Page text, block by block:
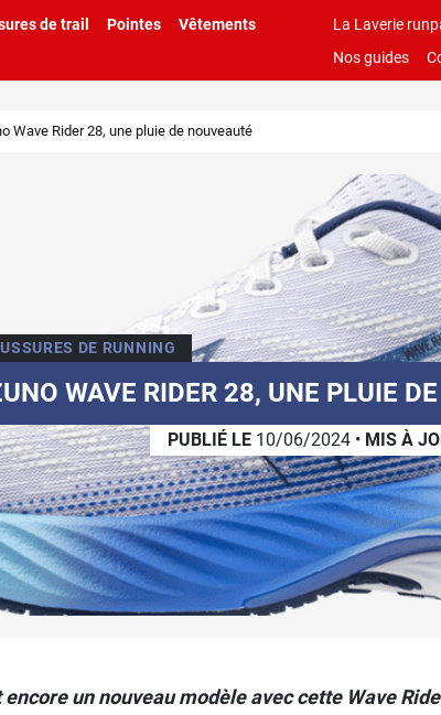
de trail Pointes
Vêtements
La Laverie
Nos guides
Wave Rider 28, une pluie de nouveauté
DE RUNNING
WAVE RIDER 28, UNE PLUIE
PUBLIÉ LE 10/06/2024 • MIS À
un nouveau modèle avec cette Wave